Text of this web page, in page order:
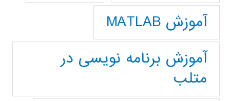
آموزش MATLAB
آموزش برنامه نویسی در
متلب